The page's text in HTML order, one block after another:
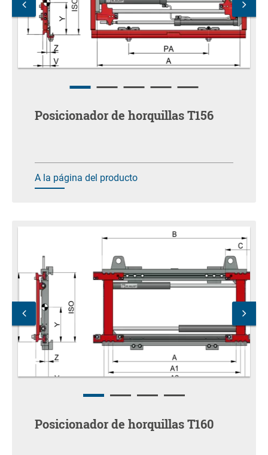
Posicionador de horquillas T156
A la página del producto
Posicionador de horquillas T160